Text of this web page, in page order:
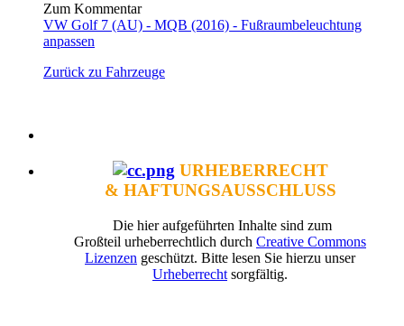
Zum Kommentar
VW Golf 7 (AU) - MQB (2016) - Fußraumbeleuchtung
anpassen
Zurück zu Fahrzeuge
URHEBERRECHT
& HAFTUNGSAUSSCHLUSS
Die hier aufgeführten Inhalte sind zum
Großteil urheberrechtlich durch Creative Commons
Lizenzen geschützt. Bitte lesen Sie hierzu unser
Urheberrecht sorgfältig.